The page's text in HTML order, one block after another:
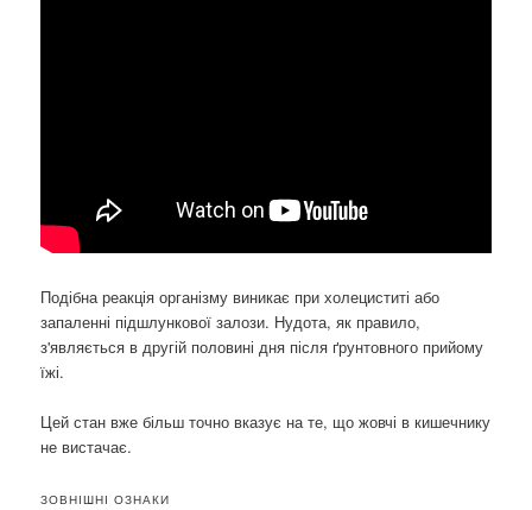
Подібна реакція організму виникає при холециститі або
запаленні підшлункової залози. Нудота, як правило,
з'являється в другій половині дня після ґрунтовного прийому
їжі.
Цей стан вже більш точно вказує на те, що жовчі в кишечнику
не вистачає.
ЗОВНІШНІ ОЗНАКИ